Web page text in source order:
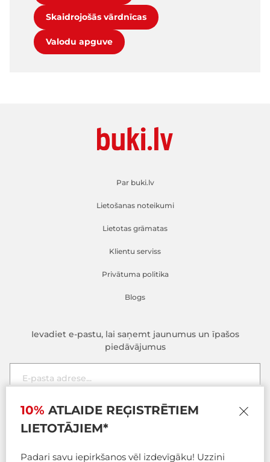
10% ATLAIDE REĢISTRĒTIEM
LIETOTĀJIEM*
Padari savu iepirkšanos vēl izdevīgāku! Uzzini
Šī tīmekļa vietne izmanto sīkdatnes, lai uzlabotu jūsu pieredzi,
pārlūkojot vietni. No šīm sīkdatnēm pārlūkprogrammā tiek
sīkdatnes, kas palīdz mums analizēt un saprast, kā jūs izmantojat
Skaidrojošās vārdnīcas
Valodu apguve
Par buki.lv
Lietošanas noteikumi
Lietotas grāmatas
Klientu serviss
Privātuma politika
Blogs
Ievadiet e-pastu, lai saņemt jaunumus un īpašos
piedāvājumus
Pieteikties